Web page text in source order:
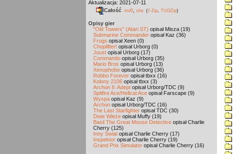
Aktualizacja: 2021-07-11
Całość md5 sha (7-Zip TUGZip)
Opisy gier
"Old Towers" (Atari ST) opisał Misza (19)
Submarine Commander opisał Kaz (36)
Frogs opisał Xeen (0)
Choplifter! opisał Urborg (0)
Joust opisał Urborg (17)
Commando opisał Urborg (35)
Mario Bros opisał Urborg (13)
Xenophobe opisał Urborg (36)
Robbo Forever opisał tbxx (16)
Kolony 2106 opisał tbxx (3)
Archon II: Adept opisał Urborg/TDC (9)
Spitfire Ace/Hellcat Ace opisał Farscape (9)
Wyspa opisał Kaz (9)
Archon opisał Urborg/TDC (16)
The Last Starfighter opisał TDC (30)
Dwie Wieże opisał Muffy (19)
Basil The Great Mouse Detective opisał Charlie
Cherry (125)
Inny Świat opisał Charlie Cherry (17)
Inspektor opisał Charlie Cherry (19)
Grand Prix Simulator opisał Charlie Cherry (16)